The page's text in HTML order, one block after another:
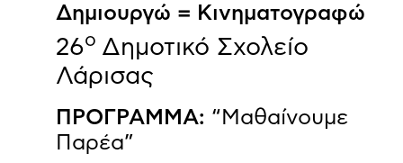
Δημιουργώ = Κινηματογραφώ
26ο Δημοτικό Σχολείο
Λάρισας
ΠΡΟΓΡΑΜΜΑ: “Μαθαίνουμε
Παρέα”